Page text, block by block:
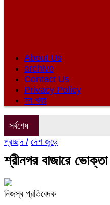
About Us
archive
Contact Us
Privacy Policy
সব খবর
সর্বশেষ
প্রচ্ছদ / দেশ জুড়ে
শ্রীনগর বাজারে
নিজস্ব প্রতিবেদক